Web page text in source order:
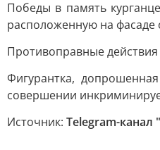
Победы в память
расположенную на фасаде
Противоправные
Фигурантка,
совершении
Источник: Telegram-канал